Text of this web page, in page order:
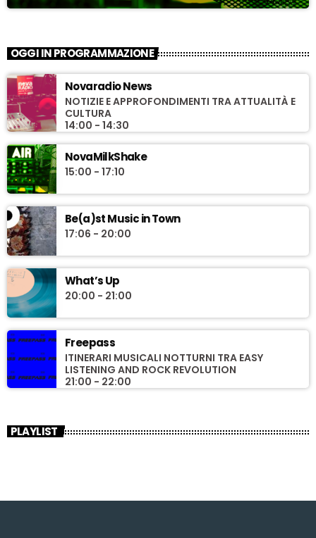
OGGI IN PROGRAMMAZIONE
Novaradio News
NOTIZIE E APPROFONDIMENTI TRA ATTUALITÀ E
CULTURA
14:00 - 14:30
NovaMilkShake
15:00 - 17:10
Be(a)st Music in Town
17:06 - 20:00
What’s Up
20:00 - 21:00
Freepass
ITINERARI MUSICALI NOTTURNI TRA EASY
LISTENING AND ROCK REVOLUTION
21:00 - 22:00
PLAYLIST